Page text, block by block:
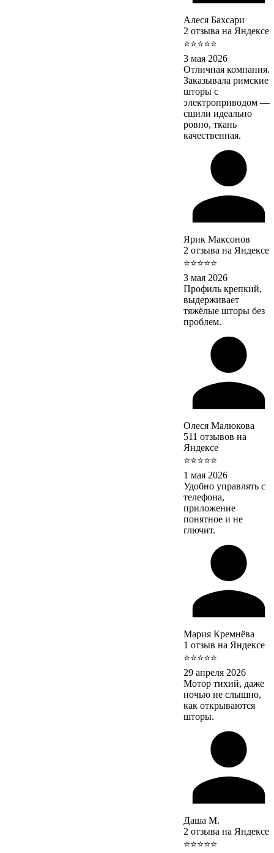
Алеся Бахсари
2 отзыва на Яндексе
⭐⭐⭐⭐⭐
3 мая 2026
Отличная компания.
Заказывала римские
шторы с
электроприводом —
сшили идеально
ровно, ткань
качественная.
Ярик Максонов
2 отзыва на Яндексе
⭐⭐⭐⭐⭐
3 мая 2026
Профиль крепкий,
выдерживает
тяжёлые шторы без
проблем.
Олеся Малюкова
511 отзывов на
Яндексе
⭐⭐⭐⭐⭐
1 мая 2026
Удобно управлять с
телефона,
приложение
понятное и не
глючит.
Мария Кремнёва
1 отзыв на Яндексе
⭐⭐⭐⭐⭐
29 апреля 2026
Мотор тихий, даже
ночью не слышно,
как открываются
шторы.
Даша М.
2 отзыва на Яндексе
⭐⭐⭐⭐⭐